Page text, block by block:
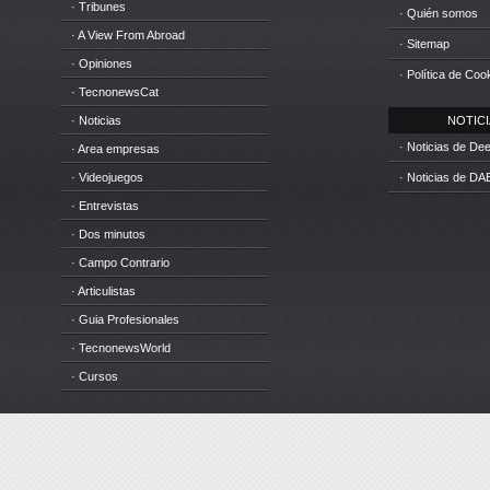
· Tribunes
· A View From Abroad
· Opiniones
· TecnonewsCat
· Noticias
· Area empresas
· Videojuegos
· Entrevistas
· Dos minutos
· Campo Contrario
· Articulistas
· Guia Profesionales
· TecnonewsWorld
· Cursos
· Quién somos
· Sitemap
· Política de
· Noticias de
· Noticias de